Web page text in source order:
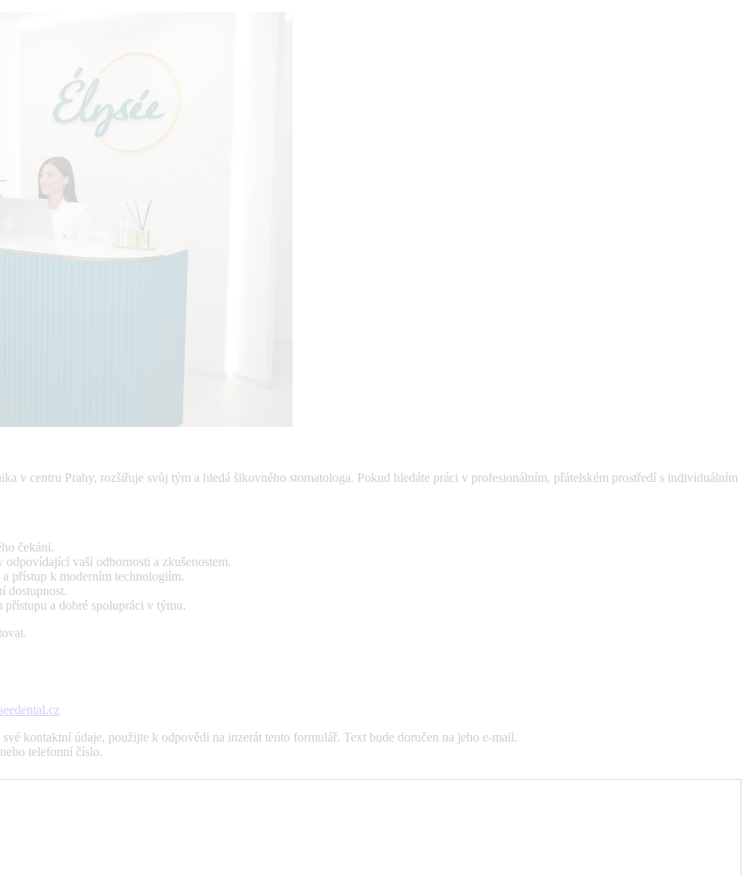
v centru Prahy, rozšiřuje svůj tým a hledá šikovného stomatologa. Pokud hledáte práci v profesionálním, přátelském prostředí s individuálním
čekání.
vaší odbornosti a zkušenostem.
přístup k moderním technologiím.
dostupnost.
přístupu a dobré spolupráci v týmu.
kontaktní údaje, použijte k odpovědi na inzerát tento formulář. Text bude doručen na jeho e-mail.
telefonní číslo.